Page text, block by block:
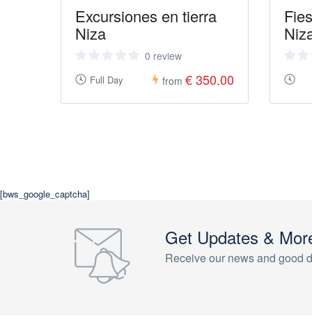
Excursiones en tierra
Niza
0 review
Full Day from € 350.00
[bws_google_captcha]
Get Updates &
Receive our news and good